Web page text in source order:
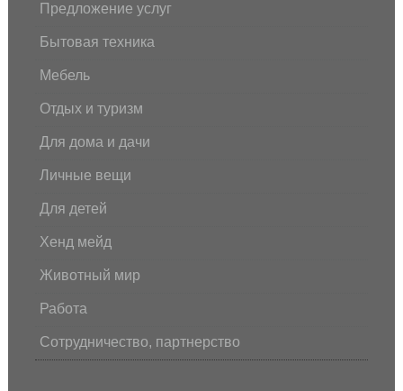
Предложение услуг
Бытовая техника
Мебель
Отдых и туризм
Для дома и дачи
Личные вещи
Для детей
Хенд мейд
Животный мир
Работа
Сотрудничество, партнерство